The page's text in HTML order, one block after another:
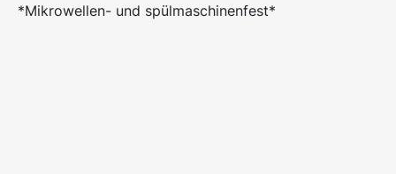
*Mikrowellen- und spülmaschinenfest*